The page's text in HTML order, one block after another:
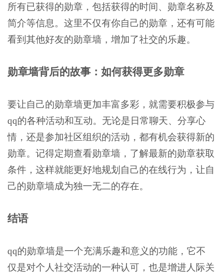
所有已获得的勋章，包括获得的时间、勋章名称及
简介等信息。这里不仅有你自己的勋章，还有可能
看到其他好友的勋章墙，增加了社交的乐趣。
勋章墙背后的故事：如何获得更多勋章
要让自己的勋章墙更加丰富多彩，就需要积极参与
qq的各种活动和互动。无论是日常聊天、分享心
情，还是参加社区组织的活动，都有机会获得新的
勋章。记得定期查看勋章墙，了解最新的勋章获取
条件，这样就能更好地规划自己的在线行为，让自
己的勋章墙成为独一无二的存在。
结语
qq的勋章墙是一个充满乐趣和意义的功能，它不
仅是对个人社交活动的一种认可，也是增进人际关